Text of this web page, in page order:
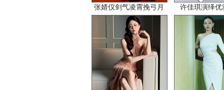
张婧仪剑气凌霄挽弓月 许佳琪演绎优